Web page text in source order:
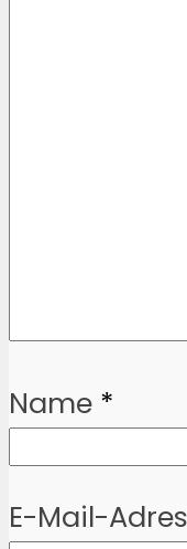
Name *
E-Mail-